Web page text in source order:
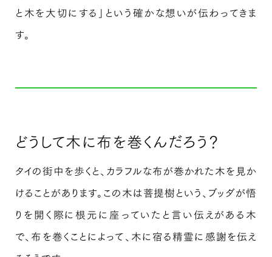
と木を大切にする」という確かな想いが伝わってきま
す。
どうして木に布を巻くんだろう？
タイの街中を歩くと、カラフルな布が巻かれた木を見か
けることがあります。この木は菩提樹という、ブッダが悟
りを開く際に根元に座っていたと言い伝えがある木
で、布を巻くことによって、木に宿る精霊に感謝を伝え